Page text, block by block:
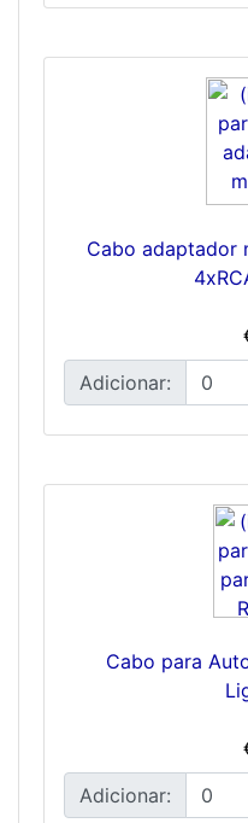
Cabo adaptador
Adicionar:
Cabo para
Adicionar: